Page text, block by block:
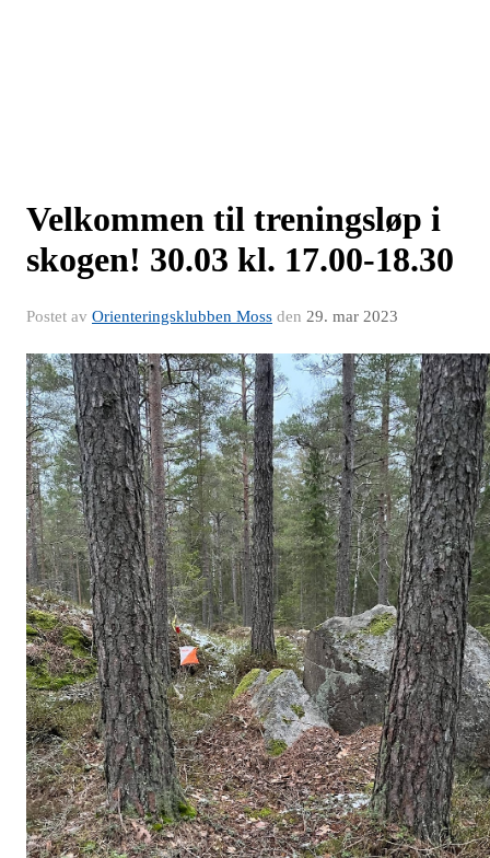
Velkommen til treningsløp i
skogen! 30.03 kl. 17.00-18.30
Postet av Orienteringsklubben Moss den 29. mar 2023